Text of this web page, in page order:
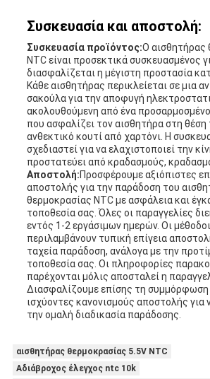
Συσκευασία και αποστολή:
Συσκευασία προϊόντος:Ο αισθητήρας
NTC είναι προσεκτικά συσκευασμένος
διασφαλίζεται η μέγιστη προστασία
Κάθε αισθητήρας περικλείεται σε μια
σακούλα για την αποφυγή
ακολουθούμενη από ένα
που ασφαλίζει τον αισθητήρα στη θέση
ανθεκτικό κουτί από χαρτόνι. Η
σχεδιαστεί για να ελαχιστοποιεί την
προστατεύει από κραδασμούς,
Αποστολή:Προσφέρουμε αξιόπιστες
αποστολής για την παράδοση του
θερμοκρασίας NTC με ασφάλεια και
τοποθεσία σας. Όλες οι παραγγελίες
εντός 1-2 εργάσιμων ημερών. Οι
περιλαμβάνουν τυπική επίγεια
ταχεία παράδοση, ανάλογα με την
τοποθεσία σας. Οι πληροφορίες
παρέχονται μόλις αποσταλεί η
Διασφαλίζουμε επίσης τη συμμόρφωση
ισχύοντες κανονισμούς αποστολής για
την ομαλή διαδικασία παράδοσης.
αισθητήρας θερμοκρασίας 5.5V NTC
Αδιάβροχος έλεγχος ntc 10k